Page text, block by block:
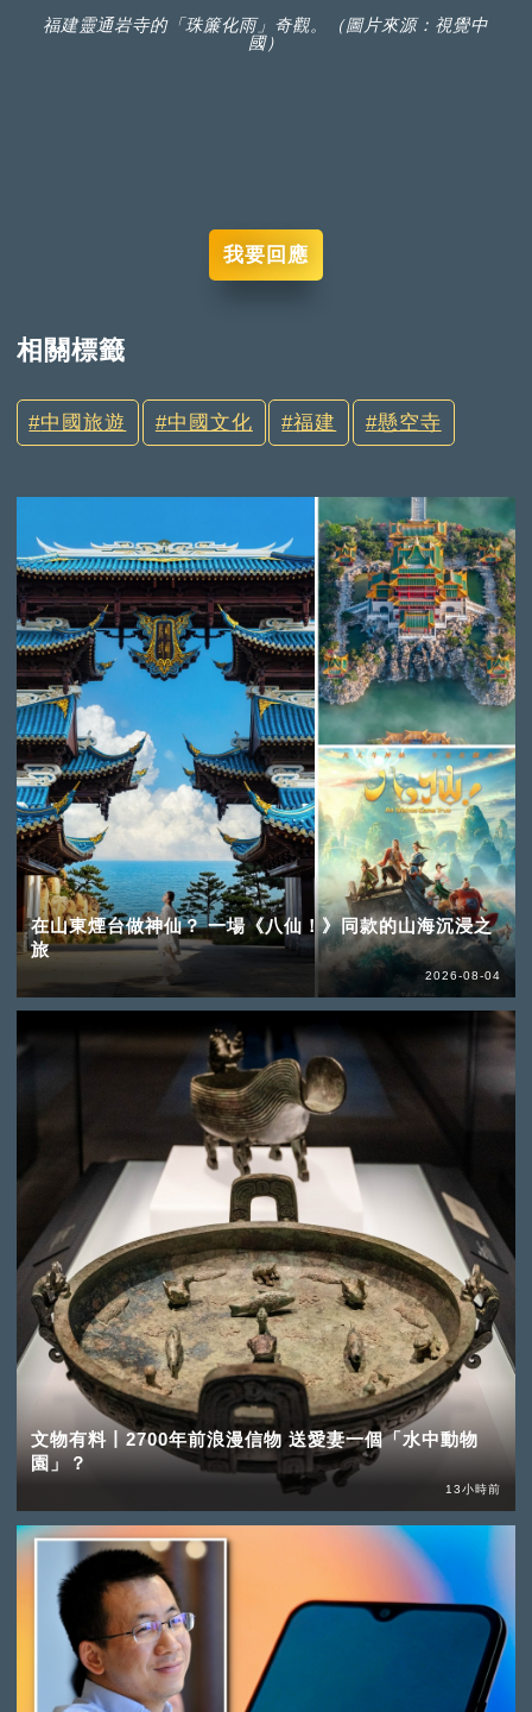
福建靈通岩寺的「珠簾化雨」奇觀。（圖片來源：視覺中
國）
我要回應
相關標籤
中國旅遊 中國文化 福建 懸空寺
在山東煙台做神仙？ 一場《八仙！》同款的山海沉浸之
旅
2026-08-04
文物有料丨2700年前浪漫信物 送愛妻一個「水中動物
園」？
13小時前